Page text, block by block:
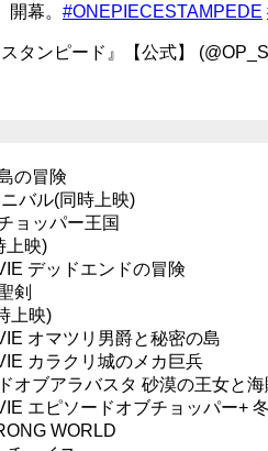
幕。 #ONEPIECESTAMPEDE
タンピード』【公式】
の冒険
バル(同時上映)
ョッパー王国
上映)
デッドエンドの冒険
剣
上映)
オマツリ男爵と秘密の島
カラクリ城のメカ巨兵
オブアラバスタ 砂漠の王女と海
エピソードオブチョッパー+
WORLD